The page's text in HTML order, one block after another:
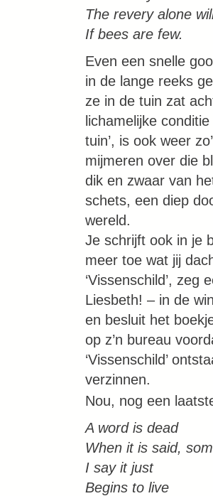
The revery alone
If bees are few.
Even een snelle
in de lange reeks
ze in de tuin zat
lichamelijke
tuin’, is ook weer
mijmeren over die
dik en zwaar van
schets, een diep
wereld.
Je schrijft ook in je
meer toe wat jij
‘Vissenschild’,
Liesbeth! – in de
en besluit het
op z’n bureau
‘Vissenschild’
verzinnen.
Nou, nog een
A word is dead
When it is said,
I say it just
Begins to live